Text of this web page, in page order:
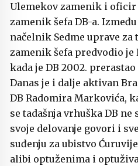
Ulemekov zamenik i oficir
zamenik šefa DB-a.
načelnik Sedme uprave za
zamenik šefa predvodio
kada je DB 2002. prerastao
Danas je i dalje aktivan
DB Radomira Markovića,
se tadašnja vrhuška DB
svoje delovanje govori i
suđenju za ubistvo
alibi optuženima i